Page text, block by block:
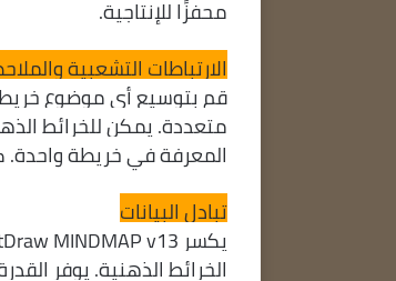
محفزًا للإنتاجية.
الارتباطات التشعبية
متعددة. يمكن للخرائط
المعرفة في خريطة
تبادل البيانات